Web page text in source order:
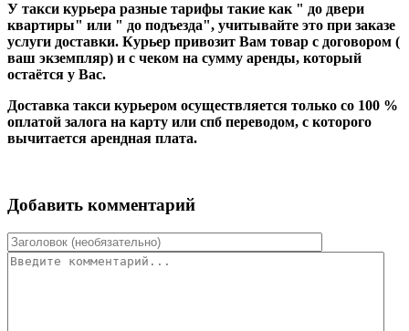
У такси курьера разные тарифы такие как " до двери
квартиры" или " до подъезда", учитывайте это при заказе
услуги доставки. Курьер привозит Вам товар с договором (
ваш экземпляр) и с чеком на сумму аренды, который
остаётся у Вас.
Доставка такси курьером осуществляется только со 100 %
оплатой залога на карту или спб переводом, с которого
вычитается арендная плата.
Добавить комментарий